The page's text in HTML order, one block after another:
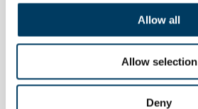
Allow all
Allow selection
Deny